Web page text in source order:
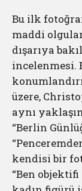
Bu ilk
maddi
dışarıya
incelenmesi.
üzere,
aynı
“Berlin
kendisi bir
“Ben objektifi